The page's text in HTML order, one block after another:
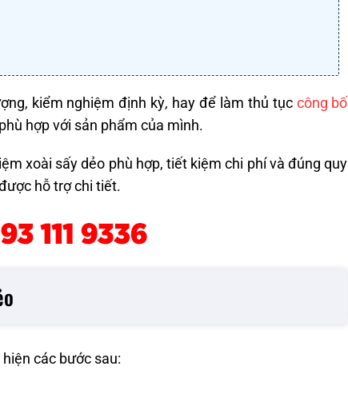
kiểm nghiệm định kỳ, hay để làm thủ tục công bố
hợp với sản phẩm của mình.
xoài sấy dẻo phù hợp, tiết kiệm chi phí và đúng quy
hỗ trợ chi tiết.
các bước sau: